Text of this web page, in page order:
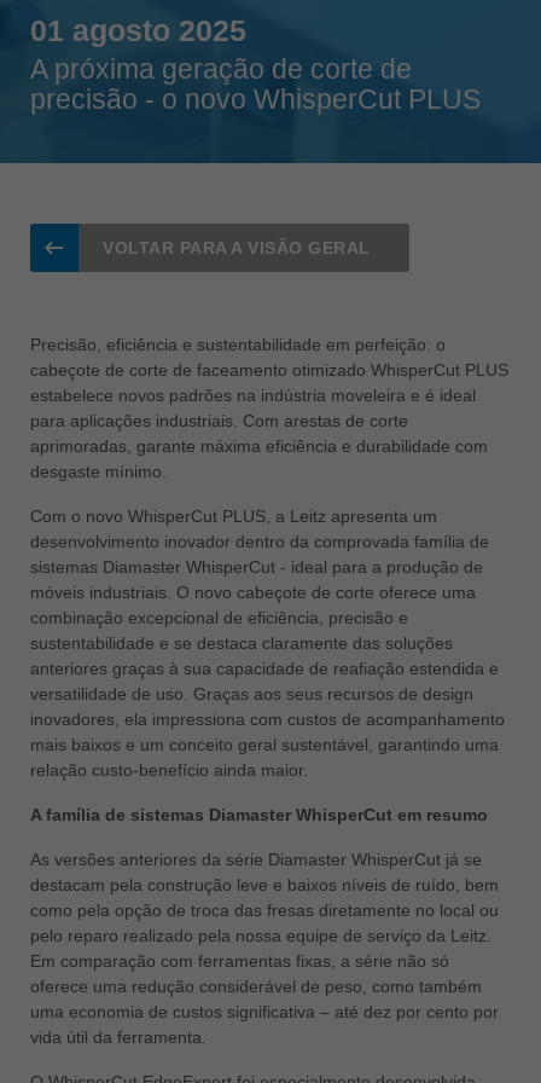
english
Slovenija
slovenski
Taiwan
english
USA
english
Việt Nam
中国
ประเทศไทย
ไทย
Україна
yкраїнська
01 agosto 2025
A próxima geração de corte de
precisão - o novo WhisperCut PLUS
VOLTAR PARA A VISÃO GERAL
Precisão, eficiência e sustentabilidade em perfeição: o
cabeçote de corte de faceamento otimizado WhisperCut PLUS
estabelece novos padrões na indústria moveleira e é ideal
para aplicações industriais. Com arestas de corte
aprimoradas, garante máxima eficiência e durabilidade com
desgaste mínimo.
Com o novo WhisperCut PLUS, a Leitz apresenta um
desenvolvimento inovador dentro da comprovada família de
sistemas Diamaster WhisperCut - ideal para a produção de
móveis industriais. O novo cabeçote de corte oferece uma
combinação excepcional de eficiência, precisão e
sustentabilidade e se destaca claramente das soluções
anteriores graças à sua capacidade de reafiação estendida e
versatilidade de uso. Graças aos seus recursos de design
inovadores, ela impressiona com custos de acompanhamento
mais baixos e um conceito geral sustentável, garantindo uma
relação custo-benefício ainda maior.
A família de sistemas Diamaster WhisperCut em resumo
As versões anteriores da série Diamaster WhisperCut já se
destacam pela construção leve e baixos níveis de ruído, bem
como pela opção de troca das fresas diretamente no local ou
pelo reparo realizado pela nossa equipe de serviço da Leitz.
Em comparação com ferramentas fixas, a série não só
oferece uma redução considerável de peso, como também
uma economia de custos significativa – até dez por cento por
vida útil da ferramenta.